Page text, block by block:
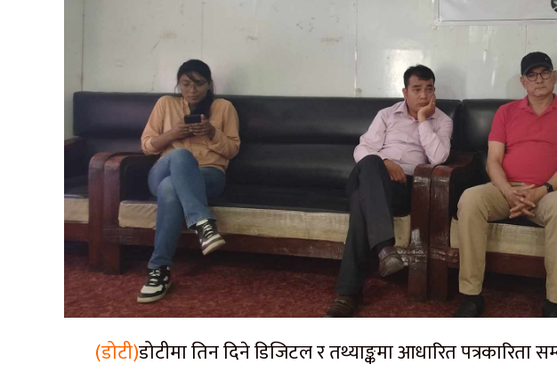
(डोटी)डोटीमा तिन दिने डिजिटल र तथ्याङ्कमा आधारित